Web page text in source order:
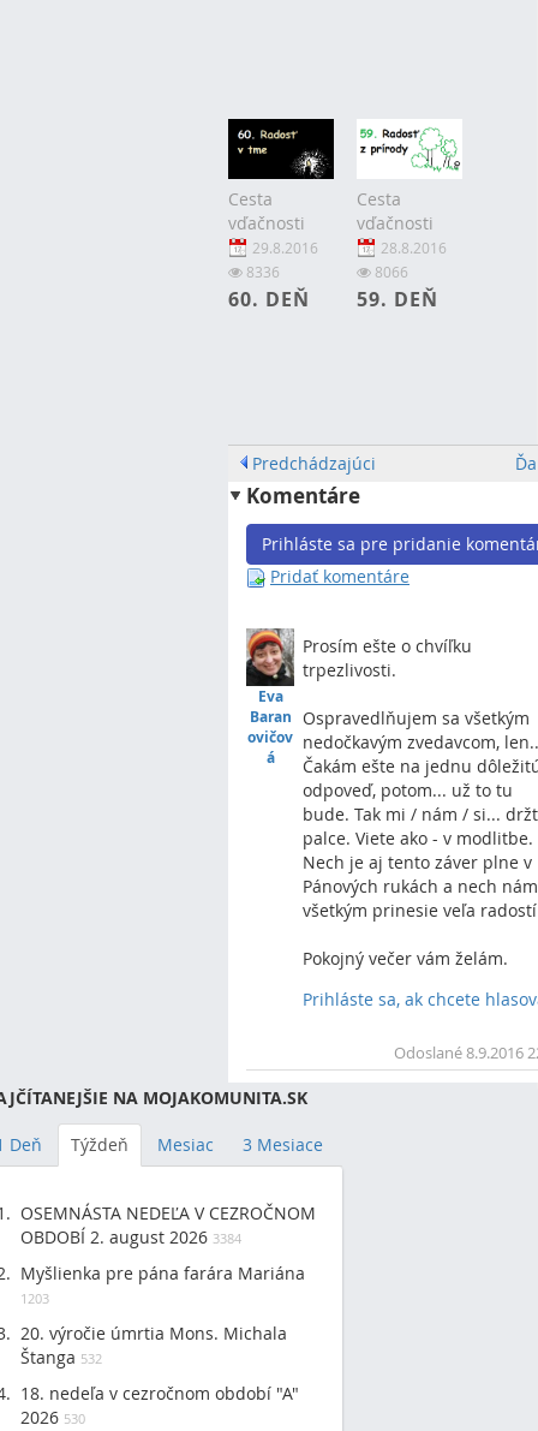
Cesta
vďačnosti
29.8.2016
8336
60. DEŇ
Cesta
vďačnosti
28.8.2016
8066
59. DEŇ
Predchádzajúci
Komentáre
Prihláste sa pre pridanie
Pridať komentáre
Eva
Baran
ovičov
á
Prosím ešte o chvíľku
trpezlivosti.
Ospravedlňujem sa všetkým
nedočkavým zvedavcom,
Čakám ešte na jednu
odpoveď, potom... už to tu
bude. Tak mi / nám / si...
palce. Viete ako - v modlitbe.
Nech je aj tento záver plne v
Pánových rukách a nech nám
všetkým prinesie veľa
Pokojný večer vám želám.
Prihláste sa, ak chcete
Odoslané 8.9.2016
NA MOJAKOMUNITA.SK
Deň Týždeň Mesiac 3 Mesiace
OSEMNÁSTA NEDEĽA V CEZROČNOM
OBDOBÍ 2. august 2026 3384
Myšlienka pre pána farára Mariána
1203
20. výročie úmrtia Mons. Michala
Štanga 532
18. nedeľa v cezročnom období "A"
2026 530